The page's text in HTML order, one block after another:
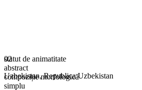
statut de animatitate
abstract
compoziție morfologică
simplu
02
Uzbekistan,Republica Uzbekistan